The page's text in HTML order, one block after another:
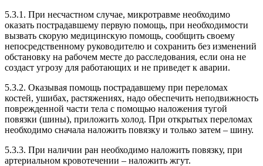
5.3.1. При несчастном случае, микротравме необходимо
оказать пострадавшему первую помощь, при необходимости
вызвать скорую медицинскую помощь, сообщить своему
непосредственному руководителю и сохранить без изменений
обстановку на рабочем месте до расследования, если она не
создаст угрозу для работающих и не приведет к аварии.
5.3.2. Оказывая помощь пострадавшему при переломах
костей, ушибах, растяжениях, надо обеспечить неподвижность
поврежденной части тела с помощью наложения тугой
повязки (шины), приложить холод. При открытых переломах
необходимо сначала наложить повязку и только затем – шину.
5.3.3. При наличии ран необходимо наложить повязку, при
артериальном кровотечении – наложить жгут.